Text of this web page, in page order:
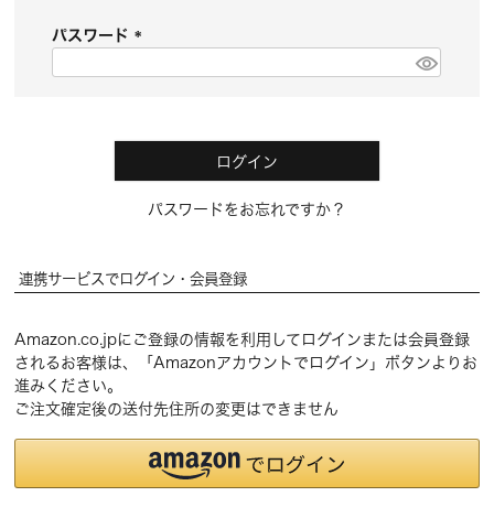
パスワード
ログイン
パスワードをお忘れですか？
連携サービスでログイン・会員登録
Amazon.co.jpにご登録の情報を利用してログインまたは会員登録
されるお客様は、「Amazonアカウントでログイン」ボタンよりお
進みください。
ご注文確定後の送付先住所の変更はできません